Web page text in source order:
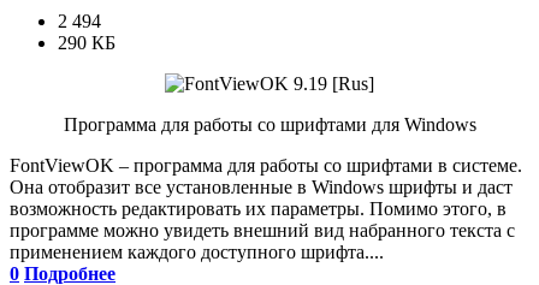
2 494
290 КБ
Программа для работы со шрифтами для Windows
FontViewOK – программа для работы со шрифтами в системе.
Она отобразит все установленные в Windows шрифты и даст
возможность редактировать их параметры. Помимо этого, в
программе можно увидеть внешний вид набранного текста с
применением каждого доступного шрифта....
0 Подробнее